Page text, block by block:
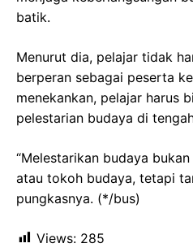
batik.
Menurut dia, pelajar tidak
berperan sebagai peserta
menekankan, pelajar harus
pelestarian budaya di
“Melestarikan budaya
atau tokoh budaya, tetapi
pungkasnya. (*/bus)
Views: 285